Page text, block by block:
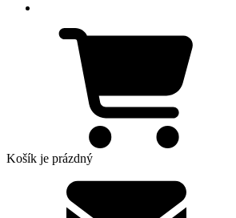
Košík je prázdný